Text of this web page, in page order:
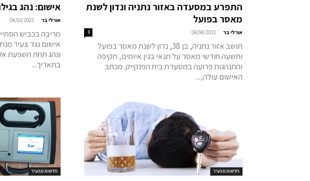
התפרע במסעדה באזור נתניה ונדון לשנת
מאסר בפועל
אורלי בר -
04/04/2021
0
תושב אזור נתניה, בן 38, נדון לשנת מאסר בפועל
ותשעה חודשי מאסר על תנאי בגין איומים, תקיפה
והתנהגות פרועה במסעדת בית הפנקייק. מכתב
האישום עולה,...
אישום: נהג
אורלי בר -
04/03/2021
מריבה בכביש
ונהג תחת השפעת
בתאריך...
חדשות מהעיר חדשות מהעיר